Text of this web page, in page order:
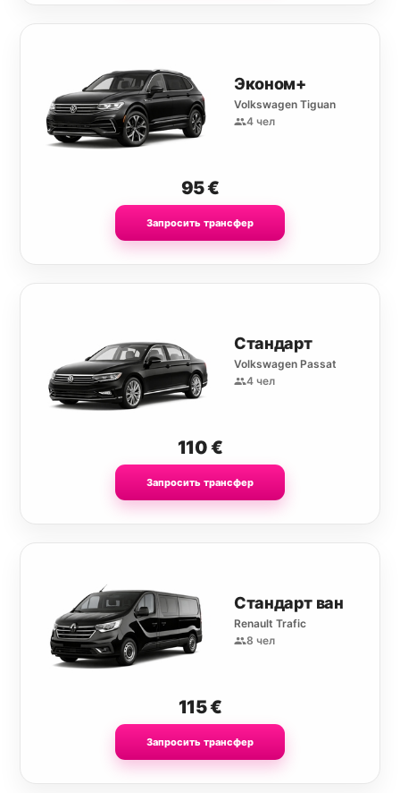
Эконом+
Volkswagen Tiguan
4 чел
95€
Запросить трансфер
Стандарт
Volkswagen Passat
4 чел
110€
Запросить трансфер
Стандарт ван
Renault Trafic
8 чел
115€
Запросить трансфер